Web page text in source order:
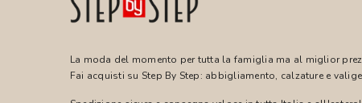
La moda del momento per tutta la famiglia ma al miglior
Fai acquisti su Step By Step: abbigliamento, calzature e